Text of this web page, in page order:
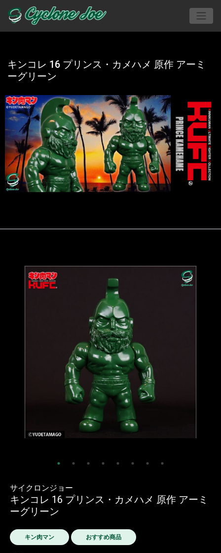
キンコレ 16 プリンス・カメハメ 原作 アーミ
ーグリーン
サイクロンジョー
キンコレ 16 プリンス・カメハメ 原作 アーミ
ーグリーン
キン肉マン おすすめ商品